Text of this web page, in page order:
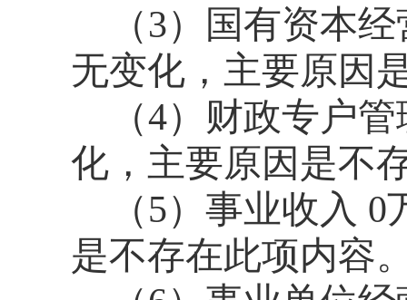
（3）国有资本
无变化，主要原因
（4）财政专户
化，主要原因是不
（5）事业收入
是不存在此项内容